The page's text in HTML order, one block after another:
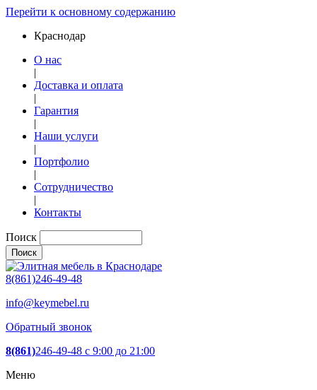
Перейти к основному содержанию
Краснодар
О нас
|
Доставка и оплата
|
Гарантия
|
Наши услуги
|
Портфолио
|
Сотрудничество
|
Контакты
Поиск
8(861)246-49-48
info@keymebel.ru
Обратный звонок
8(861)246-49-48 c 9:00 до 21:00
Меню